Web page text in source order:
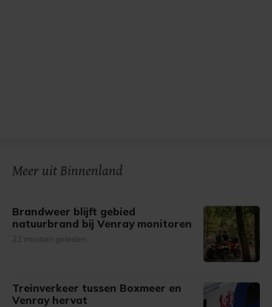
Meer uit Binnenland
Brandweer blijft gebied
natuurbrand bij Venray monitoren
22 minuten geleden
Treinverkeer tussen Boxmeer en
Venray hervat